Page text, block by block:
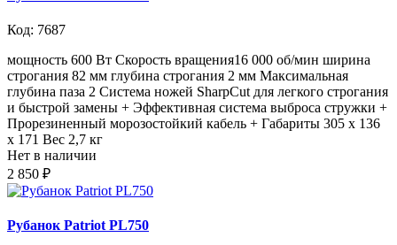
Код: 7687
мощность 600 Вт Скорость вращения16 000 об/мин ширина
строгания 82 мм глубина строгания 2 мм Максимальная
глубина паза 2 Система ножей SharpCut для легкого строгания
и быстрой замены + Эффективная система выброса стружки +
Прорезиненный морозостойкий кабель + Габариты 305 x 136
x 171 Вес 2,7 кг
Нет в наличии
2 850 ₽
Рубанок Patriot PL750